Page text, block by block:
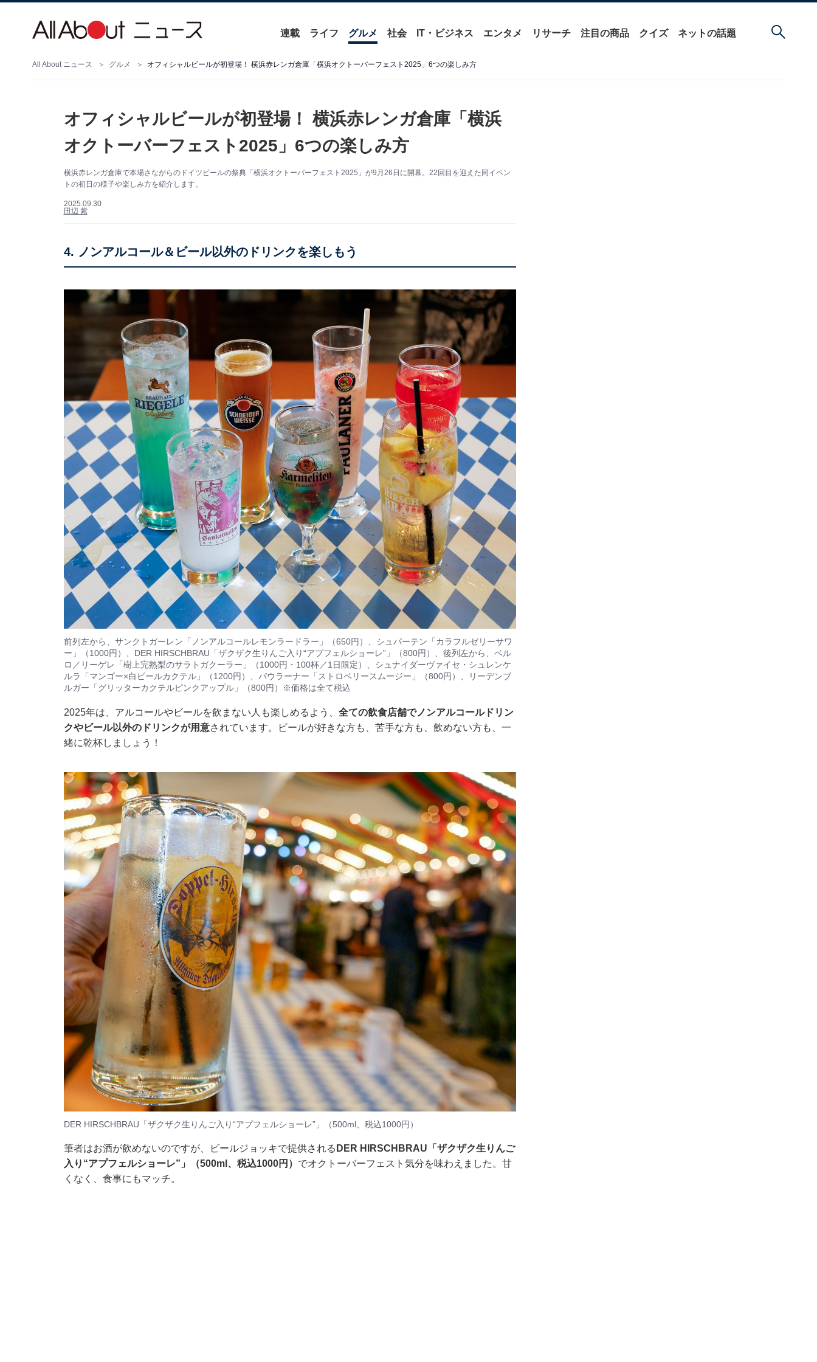
連載 ライフ グルメ 社会 IT・ビジネス エンタメ リサーチ 注目の商品 クイズ ネットの話題
All About ニュース グルメ オフィシャルビールが初登場！ 横浜赤レンガ倉庫「横浜オクトーバーフェスト2025」6つの楽しみ方
オフィシャルビールが初登場！ 横浜赤レンガ倉庫「横浜
オクトーバーフェスト2025」6つの楽しみ方
横浜赤レンガ倉庫で本場さながらのドイツビールの祭典「横浜オクトーバーフェスト2025」が9月26日に開幕。22回目を迎えた同イベン
トの初日の様子や楽しみ方を紹介します。
2025.09.30
田辺 紫
4. ノンアルコール＆ビール以外のドリンクを楽しもう
前列左から、サンクトガーレン「ノンアルコールレモンラードラー」（650円）、シュパーテン「カラフルゼリーサワ
ー」（1000円）、DER HIRSCHBRAU「ザクザク生りんご入り“アプフェルショーレ”」（800円）、後列左から、ベル
ロ／リーゲレ「樹上完熟梨のサラトガクーラー」（1000円・100杯／1日限定）、シュナイダーヴァイセ・シュレンケ
ルラ「マンゴー×白ビールカクテル」（1200円）、パウラーナー「ストロベリースムージー」（800円）、リーデンブ
ルガー「グリッターカクテルピンクアップル」（800円）※価格は全て税込
2025年は、アルコールやビールを飲まない人も楽しめるよう、 全ての飲食店舗でノンアルコールドリン
クやビール以外のドリンクが用意されています。ビールが好きな方も、苦手な方も、飲めない方も、一
緒に乾杯しましょう！
DER HIRSCHBRAU「ザクザク生りんご入り“アプフェルショーレ”」（500ml、税込1000円）
筆者はお酒が飲めないのですが、ビールジョッキで提供される DER HIRSCHBRAU「ザクザク生りんご
入り“アプフェルショーレ”」（500ml、税込1000円） でオクトーバーフェスト気分を味わえました。甘
くなく、食事にもマッチ。